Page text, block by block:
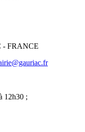
- FRANCE
12h30 ;